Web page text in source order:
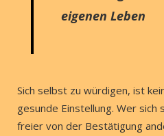
eigenen Leben
Sich selbst zu würdigen, ist
gesunde Einstellung. Wer
freier von der Bestätigung